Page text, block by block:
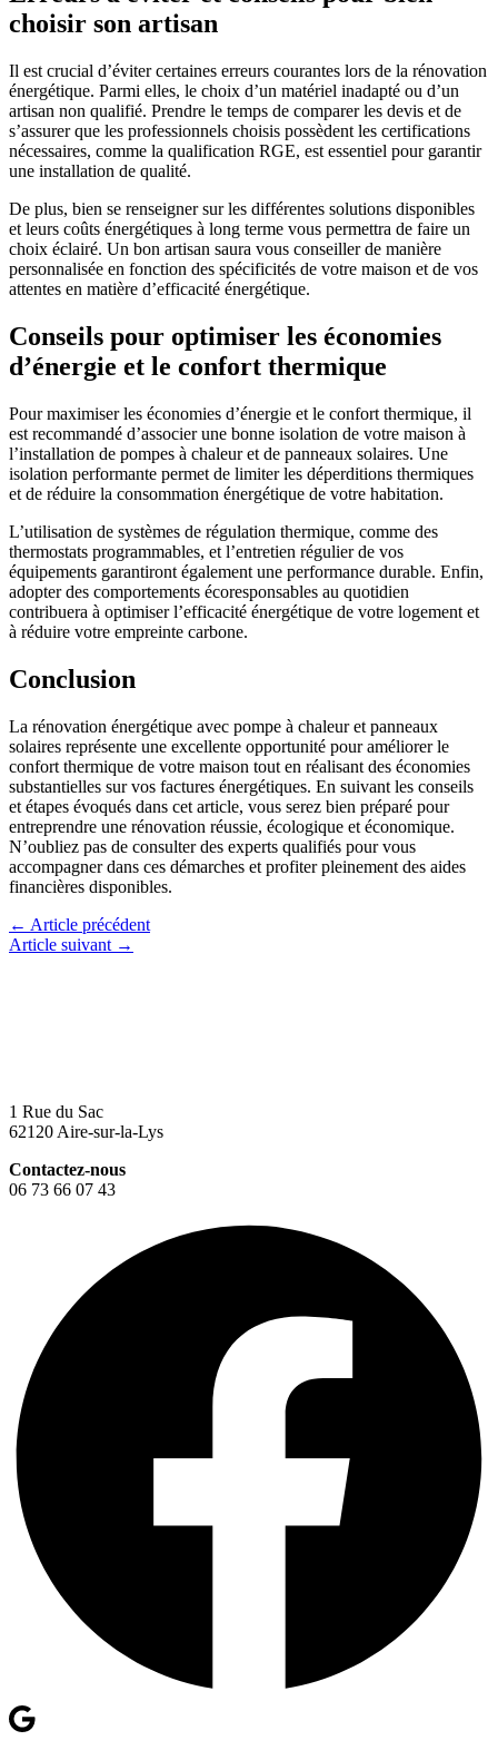
choisir son artisan
Il est crucial d’éviter certaines erreurs courantes lors de la rénovation
énergétique. Parmi elles, le choix d’un matériel inadapté ou d’un
artisan non qualifié. Prendre le temps de comparer les devis et de
s’assurer que les professionnels choisis possèdent les certifications
nécessaires, comme la qualification RGE, est essentiel pour garantir
une installation de qualité.
De plus, bien se renseigner sur les différentes solutions disponibles
et leurs coûts énergétiques à long terme vous permettra de faire un
choix éclairé. Un bon artisan saura vous conseiller de manière
personnalisée en fonction des spécificités de votre maison et de vos
attentes en matière d’efficacité énergétique.
Conseils pour optimiser les économies
d’énergie et le confort thermique
Pour maximiser les économies d’énergie et le confort thermique, il
est recommandé d’associer une bonne isolation de votre maison à
l’installation de pompes à chaleur et de panneaux solaires. Une
isolation performante permet de limiter les déperditions thermiques
et de réduire la consommation énergétique de votre habitation.
L’utilisation de systèmes de régulation thermique, comme des
thermostats programmables, et l’entretien régulier de vos
équipements garantiront également une performance durable. Enfin,
adopter des comportements écoresponsables au quotidien
contribuera à optimiser l’efficacité énergétique de votre logement et
à réduire votre empreinte carbone.
Conclusion
La rénovation énergétique avec pompe à chaleur et panneaux
solaires représente une excellente opportunité pour améliorer le
confort thermique de votre maison tout en réalisant des économies
substantielles sur vos factures énergétiques. En suivant les conseils
et étapes évoqués dans cet article, vous serez bien préparé pour
entreprendre une rénovation réussie, écologique et économique.
N’oubliez pas de consulter des experts qualifiés pour vous
accompagner dans ces démarches et profiter pleinement des aides
financières disponibles.
← Article précédent
Article suivant →
1 Rue du Sac
62120 Aire-sur-la-Lys
Contactez-nous
06 73 66 07 43